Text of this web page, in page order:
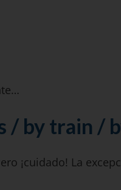
/ by train /
¡cuidado! La